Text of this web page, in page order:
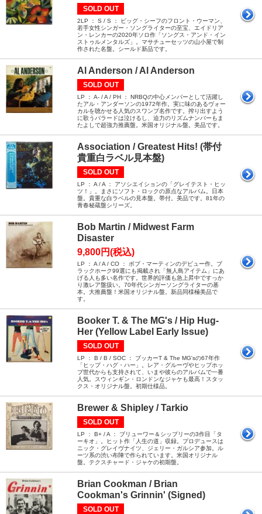
SOLD OUT
2LP ： S / S ： ビッグ・シーフのフロント・ウーマン、
若手女性シンガー・ソングライターの至宝、エイドリア
ン・レンカーの2020年ソロ作「ソングス・アンド・イン
ストゥルメンタルズ」。マサチューセッツの山小屋で制
作された名盤。シールド新品です。
Al Anderson / Al Anderson
SOLD OUT
LP ： A- / A / PH ： NRBQの中心メンバーとして活躍し
たアル・アンダーソンの1972年作。実に味のあるヴォー
カルを聴かせる人気のスワンプ名作です。搾り出すよう
に歌うバラードは泣けるし、迫力のリズムナンバーもま
たよしで超強力推薦盤。米国オリジナル盤。美品です。
Association / Greatest Hits! (帯付
貴重白ラベル見本盤)
SOLD OUT
LP ： A / A ： アソシエイションの「グレイテスト・ヒッ
ツ！」。まさにソフト・ロックの原点なアルバム。日本
盤。貴重な白ラベルの見本盤。帯付。美品です。81年の
青春秘蔵盤シリーズ。
Bob Martin / Midwest Farm
Disaster
9,800円(税込)
LP ： A / A / CO ： ボブ・マーティンのデビュー作。ブ
ラックホーク99選にも掲載され「無人島アイテム」にあ
げる人も多い名作です。世界的評価も急上昇中ですっか
り激レア盤扱い。70年代シンガーソングライターの基
本。大推薦盤！米国オリジナル盤。新品同様極美品で
す。
Booker T. & The MG's / Hip Hug-
Her (Yellow Label Early Issue)
SOLD OUT
LP ： B / B / SOC ： ブッカーT & The MG'sの67年作
「ヒップ・ハグ・ハー」。レア・グルーヴやヒップホッ
プ世代からも支持されて、いまや彼らのアルバムで一番
人気。スウィンギン・ロンドンなジャケも最高！スタッ
クス・オリジナル盤。初期仕様品。
Brewer & Shipley / Tarkio
SOLD OUT
LP ： B+ / A ： ブリューワー＆シップリーの3作目「タ
ーキオ」。ヒット作「人生の道」収録。プロデュースは
ニック・グレイヴナイツ、ジェリー・ガルシア参加。ル
ーツ系の渋い布陣で作られています。米国オリジナル
盤。テクスチャード・ジャケの初期盤。
Brian Cookman / Brian
Cookman's Grinnin' (Signed)
SOLD OUT